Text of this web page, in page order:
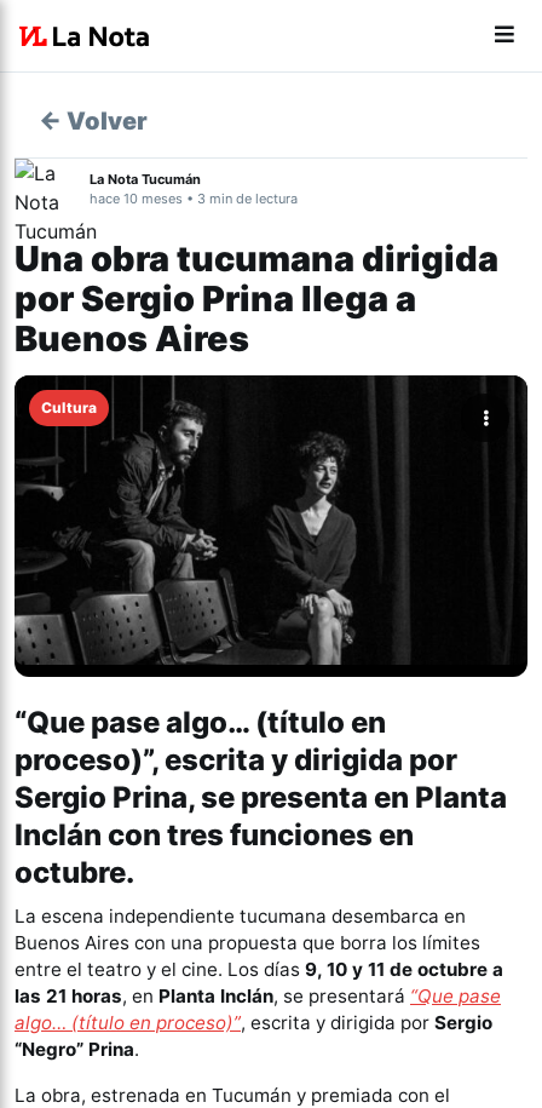
← Volver
La Nota Tucumán
hace 10 meses • 3 min de lectura
Una obra tucumana dirigida
por Sergio Prina llega a
Buenos Aires
Cultura
“Que pase algo… (título en
proceso)”, escrita y dirigida por
Sergio Prina, se presenta en Planta
Inclán con tres funciones en
octubre.
La escena independiente tucumana desembarca en
Buenos Aires con una propuesta que borra los límites
entre el teatro y el cine. Los días 9, 10 y 11 de octubre a
las 21 horas, en Planta Inclán, se presentará “Que pase
algo… (título en proceso)”, escrita y dirigida por Sergio
“Negro” Prina.
La obra, estrenada en Tucumán y premiada con el